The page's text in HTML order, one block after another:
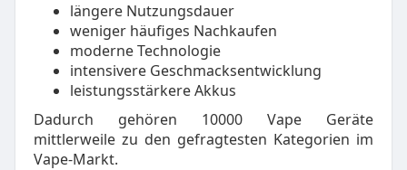
längere Nutzungsdauer
weniger häufiges Nachkaufen
moderne Technologie
intensivere Geschmacksentwicklung
leistungsstärkere Akkus
Dadurch gehören 10000 Vape Geräte
mittlerweile zu den gefragtesten Kategorien im
Vape-Markt.